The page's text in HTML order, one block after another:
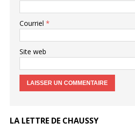
Courriel *
Site web
LA LETTRE DE CHAUSSY